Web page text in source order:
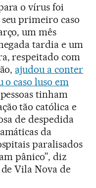
o vírus foi
primeiro caso
um mês
tardia e um
respeitado com
ajudou a conter
caso luso em
pessoas tinham
tão católica e
de despedida
da
paralisados
pânico”, diz
Vila Nova de